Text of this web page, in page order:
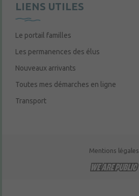
LIENS UTILES
Le portail familles
Les permanences des élus
Nouveaux arrivants
Toutes mes démarches en ligne
Transport
Mentions légales